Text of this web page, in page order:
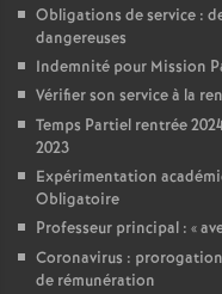
Obligations de service :
dangereuses
Indemnité pour Mission
Vérifier son service à la
Temps Partiel rentrée
2023
Expérimentation
Obligatoire
Professeur principal : «
Coronavirus :
de rémunération